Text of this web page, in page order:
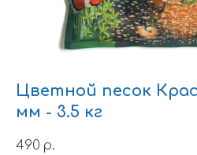
Цветной песок
мм - 3.5 кг
490 р.